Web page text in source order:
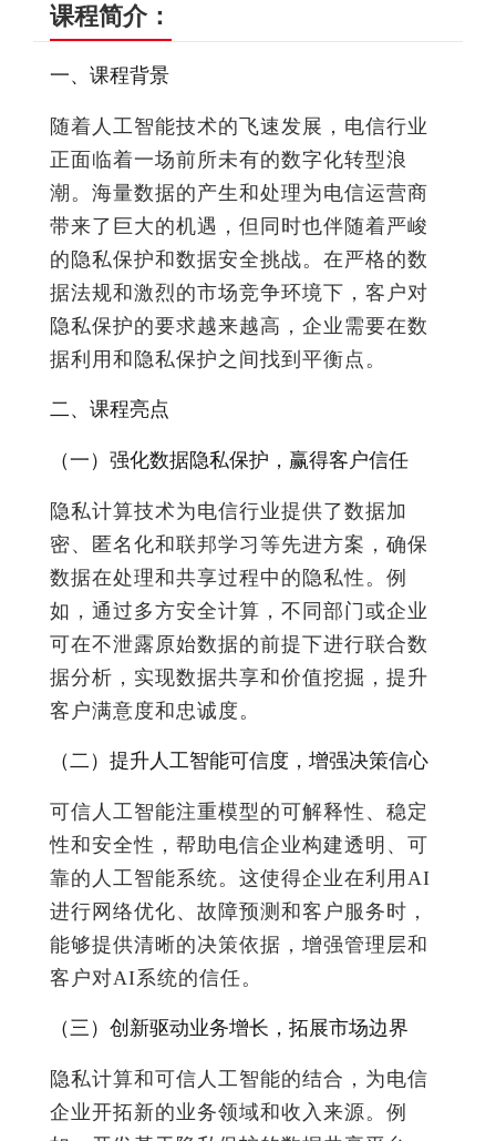
课程简介：
一、课程背景
随着人工智能技术的飞速发展，电信行业
正面临着一场前所未有的数字化转型浪
潮。海量数据的产生和处理为电信运营商
带来了巨大的机遇，但同时也伴随着严峻
的隐私保护和数据安全挑战。在严格的数
据法规和激烈的市场竞争环境下，客户对
隐私保护的要求越来越高，企业需要在数
据利用和隐私保护之间找到平衡点。
二、课程亮点
（一）强化数据隐私保护，赢得客户信任
隐私计算技术为电信行业提供了数据加
密、匿名化和联邦学习等先进方案，确保
数据在处理和共享过程中的隐私性。例
如，通过多方安全计算，不同部门或企业
可在不泄露原始数据的前提下进行联合数
据分析，实现数据共享和价值挖掘，提升
客户满意度和忠诚度。
（二）提升人工智能可信度，增强决策信心
可信人工智能注重模型的可解释性、稳定
性和安全性，帮助电信企业构建透明、可
靠的人工智能系统。这使得企业在利用AI
进行网络优化、故障预测和客户服务时，
能够提供清晰的决策依据，增强管理层和
客户对AI系统的信任。
（三）创新驱动业务增长，拓展市场边界
隐私计算和可信人工智能的结合，为电信
企业开拓新的业务领域和收入来源。例